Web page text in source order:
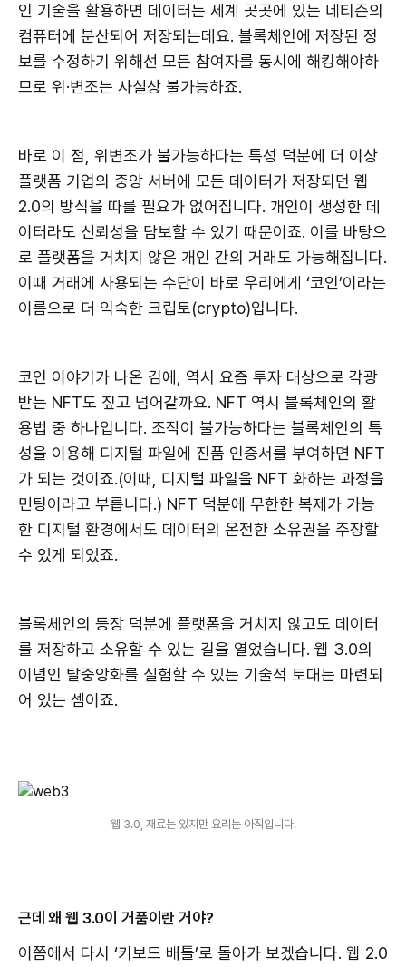
인 기술을 활용하면 데이터는 세계 곳곳에 있는 네티즌의
컴퓨터에 분산되어 저장되는데요. 블록체인에 저장된 정
보를 수정하기 위해선 모든 참여자를 동시에 해킹해야하
므로 위·변조는 사실상 불가능하죠.
바로 이 점, 위변조가 불가능하다는 특성 덕분에 더 이상
플랫폼 기업의 중앙 서버에 모든 데이터가 저장되던 웹
2.0의 방식을 따를 필요가 없어집니다. 개인이 생성한 데
이터라도 신뢰성을 담보할 수 있기 때문이죠. 이를 바탕으
로 플랫폼을 거치지 않은 개인 간의 거래도 가능해집니다.
이때 거래에 사용되는 수단이 바로 우리에게 ‘코인’이라는
이름으로 더 익숙한 크립토(crypto)입니다.
코인 이야기가 나온 김에, 역시 요즘 투자 대상으로 각광
받는 NFT도 짚고 넘어갈까요. NFT 역시 블록체인의 활
용법 중 하나입니다. 조작이 불가능하다는 블록체인의 특
성을 이용해 디지털 파일에 진품 인증서를 부여하면 NFT
가 되는 것이죠.(이때, 디지털 파일을 NFT 화하는 과정을
민팅이라고 부릅니다.) NFT 덕분에 무한한 복제가 가능
한 디지털 환경에서도 데이터의 온전한 소유권을 주장할
수 있게 되었죠.
블록체인의 등장 덕분에 플랫폼을 거치지 않고도 데이터
를 저장하고 소유할 수 있는 길을 열었습니다. 웹 3.0의
이념인 탈중앙화를 실험할 수 있는 기술적 토대는 마련되
어 있는 셈이죠.
웹 3.0, 재료는 있지만 요리는 아직입니다.
근데 왜 웹 3.0이 거품이란 거야?
이쯤에서 다시 ‘키보드 배틀’로 돌아가 보겠습니다. 웹 2.0